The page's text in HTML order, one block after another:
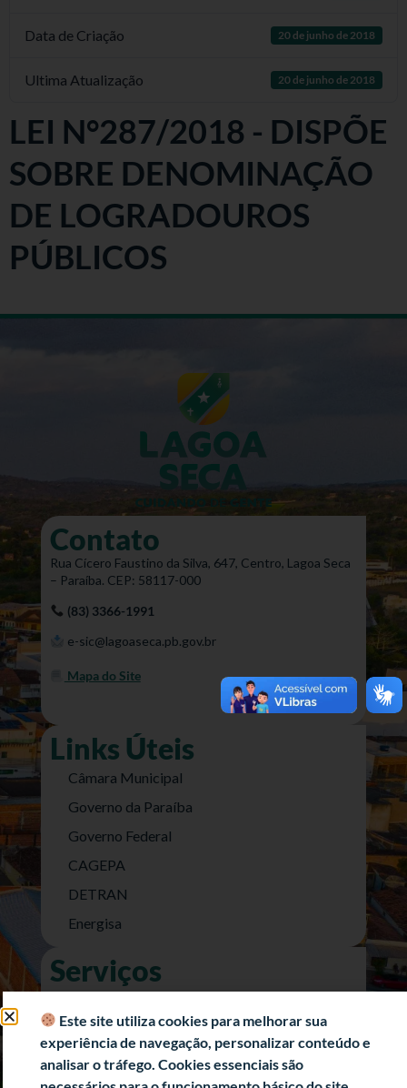
Data de Criação 20 de junho de 2018
Ultima Atualização 20 de junho de 2018
LEI N°287/2018 - DISPÕE
SOBRE DENOMINAÇÃO
DE LOGRADOUROS
PÚBLICOS
Contato
Rua Cícero Faustino da Silva, 647, Centro, Lagoa Seca
– Paraíba. CEP: 58117-000
(83) 3366-1991
e-sic@lagoaseca.pb.gov.br
Mapa do Site
Links Úteis
Câmara Municipal
Governo da Paraíba
Governo Federal
CAGEPA
DETRAN
Energisa
Serviços
e-SIC (Acesso a Informação)
Transparência Fiscal
Este site utiliza cookies para melhorar sua
experiência de navegação, personalizar conteúdo e
analisar o tráfego. Cookies essenciais são